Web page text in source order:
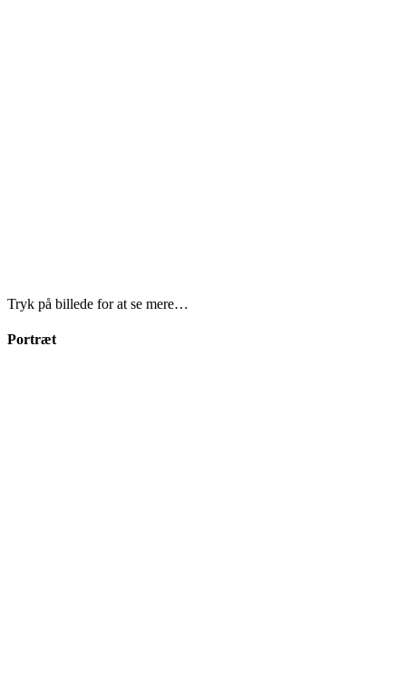
Tryk på billede for at se mere…
Portræt